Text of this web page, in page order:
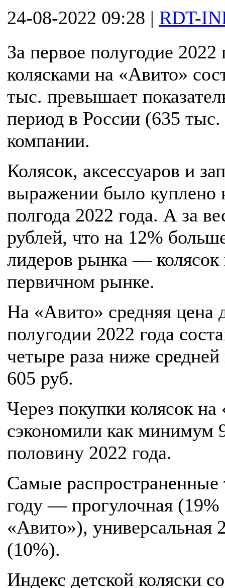
24-08-2022 09:28 | RDT-
За первое полугодие
колясками на «Авито»
тыс. превышает
период в России (635
компании.
Колясок, аксессуаров и
выражении было куплено
полгода 2022 года. А за
рублей, что на 12%
лидеров рынка —
первичном рынке.
На «Авито» средняя цена
полугодии 2022 года
четыре раза ниже
605 руб.
Через покупки колясок
сэкономили как минимум
половину 2022 года.
Самые распространенные
году — прогулочная (19%
«Авито»), универсальная
(10%).
Индекс детской коляски